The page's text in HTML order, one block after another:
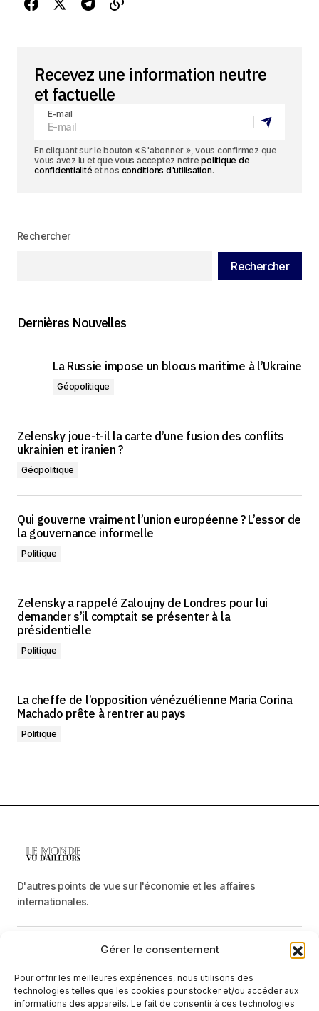
Gérer le consentement
Pour offrir les meilleures expériences, nous utilisons des
technologies telles que les cookies pour stocker et/ou accéder aux
informations des appareils. Le fait de consentir à ces technologies
Recevez une information neutre
et factuelle
E-mail
En cliquant sur le bouton « S'abonner », vous confirmez que
vous avez lu et que vous acceptez notrepolitique de
confidentialité et nos conditions d'utilisation.
Rechercher
Rechercher
Dernières Nouvelles
La Russie impose un blocus maritime à l’Ukraine
Géopolitique
Zelensky joue-t-il la carte d’une fusion des conflits
ukrainien et iranien ?
Géopolitique
Qui gouverne vraiment l’union européenne ? L’essor de
la gouvernance informelle
Politique
Zelensky a rappelé Zaloujny de Londres pour lui
demander s’il comptait se présenter à la
présidentielle
Politique
La cheffe de l’opposition vénézuélienne Maria Corina
Machado prête à rentrer au pays
Politique
D'autres points de vue sur l'économie et les affaires
internationales.
Catégories